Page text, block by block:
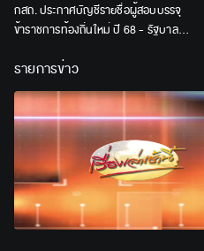
กสถ. ประกาศบัญชีรายชื่อผู้สอบบรรจุ
ข้าราชการท้องถิ่นใหม่ ปี 68 - รัฐบาล
รายการข่าว